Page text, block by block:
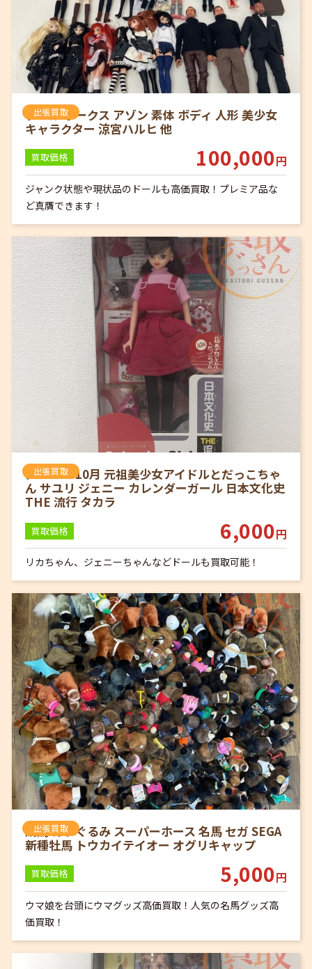
出張買取
ドール ボークス アゾン 素体 ボディ 人形 美少女
キャラクター 涼宮ハルヒ 他
買取価格 100,000円
ジャンク状態や現状品のドールも高価買取！プレミア品な
ど真贋できます！
出張買取
ジェニー 10月 元祖美少女アイドルとだっこちゃ
ん サユリ ジェニー カレンダーガール 日本文化史
THE 流行 タカラ
買取価格 6,000円
リカちゃん、ジェニーちゃんなどドールも買取可能！
出張買取
競馬 ぬいぐるみ スーパーホース 名馬 セガ SEGA
新種牡馬 トウカイテイオー オグリキャップ
買取価格 5,000円
ウマ娘を台頭にウマグッズ高価買取！人気の名馬グッズ高
価買取！